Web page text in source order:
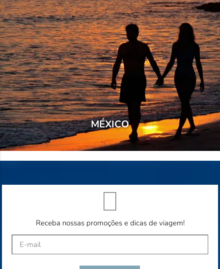
MÉXICO
Receba nossas promoções e dicas de viagem!